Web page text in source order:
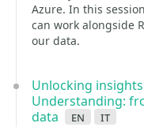
Azure. In this
can work alongside
our data.
Unlocking
Understanding:
data
en it